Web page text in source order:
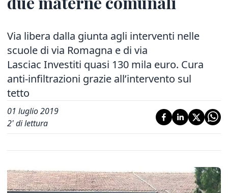
Via libera dalla giunta agli interventi nelle
scuole di via Romagna e di via
Lasciac Investiti quasi 130 mila euro. Cura
anti-infiltrazioni grazie all’intervento sul
tetto
01 luglio 2019
2' di lettura